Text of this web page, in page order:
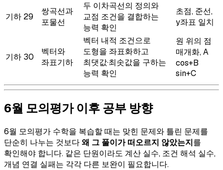
기하 29
쌍곡선과
포물선
두 이차곡선의 정의와
교점 조건을 결합하는
능력 확인
초점, 준선,
y좌표 일치
기하 30
벡터와
좌표기하
벡터 내적 조건으로
도형을 좌표화하고
최댓값·최솟값을 구하는
능력 확인
원 위의 점
매개화, A
cos+B
sin+C
6월 모의평가 이후 공부 방향
6월 모의평가 수학을 복습할 때는 맞힌 문제와 틀린 문제를
단순히 나누는 것보다왜 그 풀이가 떠오르지 않았는지를
확인해야 합니다. 같은 단원이라도 계산 실수, 조건 해석 실수,
개념 연결 실패는 각각 다른 보완이 필요합니다.